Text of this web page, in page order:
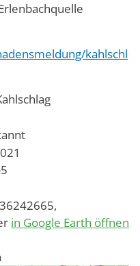
kahlschl
in Google Earth öffnen